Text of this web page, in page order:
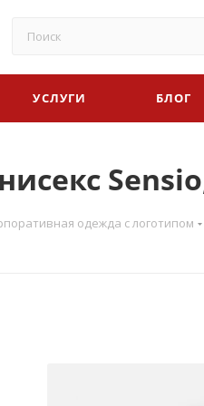
УСЛУГИ БЛОГ
одежда с логотипом